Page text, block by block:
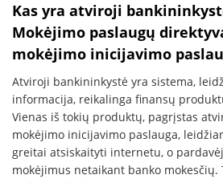
Kas yra atviroji
Mokėjimo paslaugų
mokėjimo inicijavimo
Atviroji bankininkystė yra sistema,
informacija, reikalinga finansų
Vienas iš tokių produktų, pagrįstas
mokėjimo inicijavimo paslauga,
greitai atsiskaityti internetu, o
mokėjimus netaikant banko